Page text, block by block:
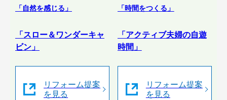
「自然を感じる」
「スロー＆ワンダーキャ
ビン」
リフォーム提案
を見る
「時間をつくる」
「アクティブ夫婦の自遊
時間」
リフォーム提案
を見る